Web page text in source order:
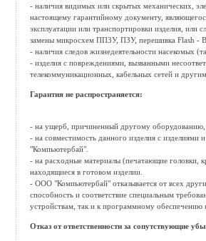
- наличия видимых или скрытых механических,
настоящему гарантийному документу,
эксплуатации или транспортировки изделия, или
замены микросхем ППЗУ, ПЗУ, перешивка Flash -
- наличия следов жизнедеятельности насекомых
- изделия с повреждениями, вызванными
телекоммуникационных, кабельных сетей и
Гарантия не распространяется:
- на ущерб, причиненный другому
- на совместимость данного изделия с
"Компьютербай".
- на расходные материалы (печатающие головки,
находящиеся в готовом изделии.
- ООО "Компьютербай" отказывается от всех
способность и соответствие специальным
устройствам, так и к программному обеспечению
Отказ от ответственности за сопутствующие